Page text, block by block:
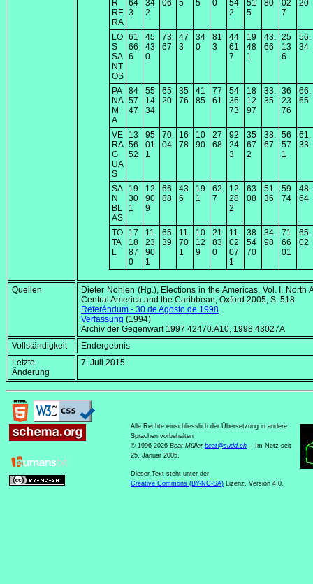
R
RE
RA
64
3
34
2
06
5
5
0
54
2
51
5
80
02
7
20
LO
S
SA
NT
OS
61
66
6
45
43
0
73.
67
47
3
34
0
81
3
44
61
7
19
48
1
43.
66
25
13
6
56.
34
PA
NA
M
A
84
57
47
55
14
34
65.
20
35
76
41
85
77
61
54
36
73
18
12
97
33.
35
36
23
76
66.
65
VE
RA
G
UA
S
13
56
52
95
01
1
70.
04
16
78
10
90
27
68
92
24
3
35
67
2
38.
67
56
57
1
61.
33
SA
N
BL
AS
19
30
1
12
90
9
66.
88
43
6
19
1
62
7
12
28
2
63
08
51.
36
59
74
48.
64
TO
TA
L
17
18
87
0
11
23
90
1
65.
39
11
70
1
10
12
9
21
83
0
11
02
07
1
38
54
70
34.
98
71
66
01
65.
02
Quellen Dieter Nohlen (Hg.), Elections in the Americas, Vol. I, North
Central America and the Caribbean, Oxford 2005, S. 518
Referéndum - 30 de Agosto de 1998
Verfassung (1994)
Archiv der Gegenwart 1997 42470.A10, 1998 43027A
Vollständigkeit
Endergebnis
Letzte
Änderung
7. Juli 2015
Alle Rechte einschliesslich der Übersetzung in andere
Sprachen vorbehalten
© 1996-2026 Beat Müller beat@sudd.ch -- Im Netz seit
25. Januar 2005.
Dieser Text steht unter der
Creative Commons (BY-NC-SA) Lizenz, Version 4.0.